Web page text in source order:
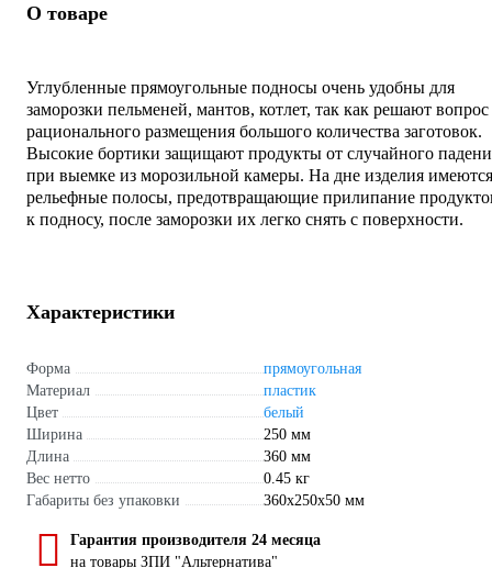
О товаре
Углубленные прямоугольные подносы очень удобны для
заморозки пельменей, мантов, котлет, так как решают вопрос
рационального размещения большого количества заготовок.
Высокие бортики защищают продукты от случайного
при выемке из морозильной камеры. На дне изделия имеются
рельефные полосы, предотвращающие прилипание
к подносу, после заморозки их легко снять с поверхности.
Характеристики
Форма
прямоугольная
Материал
пластик
Цвет
белый
Ширина
250 мм
Длина
360 мм
Вес нетто
0.45 кг
Габариты без упаковки
360х250х50 мм
Гарантия производителя 24 месяца
на товары ЗПИ "Альтернатива"